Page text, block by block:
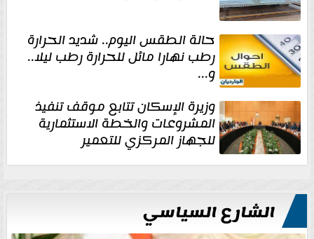
حالة الطقس اليوم.. شديد الحرارة
رطب نهارا مائل للحرارة رطب ليلا..
و...
وزيرة الإسكان تتابع موقف تنفيذ
المشروعات والخطة الاستثمارية
للجهاز المركزي للتعمير
الشارع السياسي